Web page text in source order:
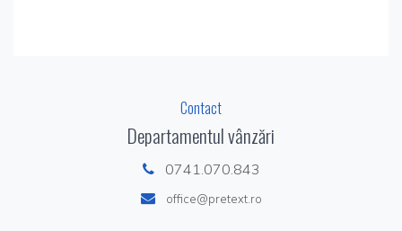
Contact
Departamentul vânzări
0741.070.843
office@pretext.ro